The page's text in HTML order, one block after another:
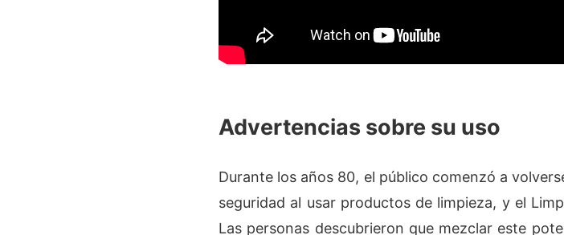
Advertencias sobre su uso
Durante los años 80, el público comenzó a
seguridad al usar productos de limpieza, y el
Las personas descubrieron que mezclar este